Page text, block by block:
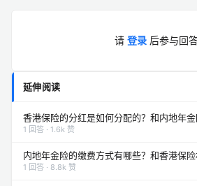
请 登录 后参与回
延伸阅读
香港保险的分红是如何分配的？和内地年金
1 回答 · 1.6k 赞
内地年金险的缴费方式有哪些？和香港保险
1 回答 · 8.8k 赞